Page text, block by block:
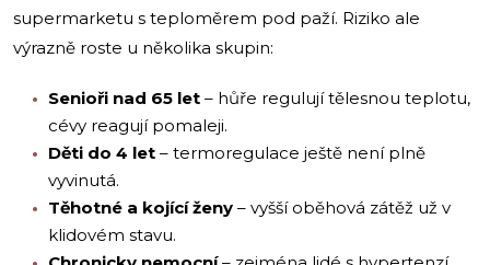
supermarketu s teploměrem pod paží. Riziko ale
výrazně roste u několika skupin:
Senioři nad 65 let – hůře regulují tělesnou teplotu,
cévy reagují pomaleji.
Děti do 4 let – termoregulace ještě není plně
vyvinutá.
Těhotné a kojící ženy – vyšší oběhová zátěž už v
klidovém stavu.